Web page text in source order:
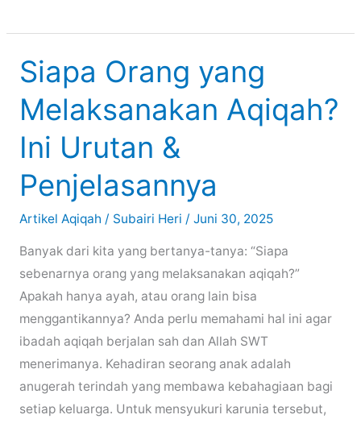
Rangkaian
Acara
Aqiqah
Sesuai
untuk
Buah
Hati
Anda
Siapa Orang yang
Melaksanakan Aqiqah?
Ini Urutan &
Penjelasannya
Artikel Aqiqah / Subairi Heri / Juni 30, 2025
Banyak dari kita yang bertanya-tanya: “Siapa
sebenarnya orang yang melaksanakan aqiqah?”
Apakah hanya ayah, atau orang lain bisa
menggantikannya? Anda perlu memahami hal ini agar
ibadah aqiqah berjalan sah dan Allah SWT
menerimanya. Kehadiran seorang anak adalah
anugerah terindah yang membawa kebahagiaan bagi
setiap keluarga. Untuk mensyukuri karunia tersebut,